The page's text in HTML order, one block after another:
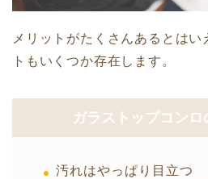
メリットがたくさんあるとはい
トもいくつか存在します。
ガラストップコンロ
汚れはやっぱり目立つ